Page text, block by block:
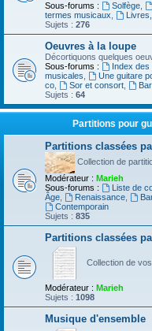
Sous-forums : Solfège,
termes musicaux
Sujets : 276
Oeuvres à la loupe
Décortiquons quelques
Sous-forums :
Index
musicales
Une guitare
co
Sor et consort,
Sujets : 64
Partitions pour
Partitions classées
Collection de
Modérateur : Marieh
Sous-forums :
Liste de
Âge
Renaissance,
Contemporain
Sujets : 835
Partitions classées
Collection de
Modérateur : Marieh
Sujets : 1098
Musique d'ensemble